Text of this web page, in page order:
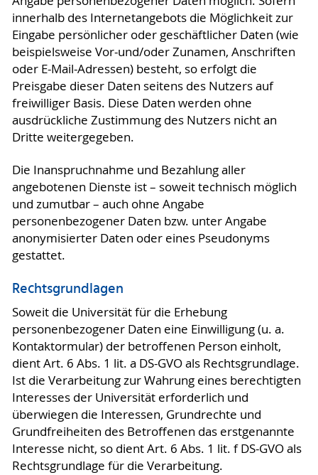
innerhalb des Internetangebots die Möglichkeit zur
Eingabe persönlicher oder geschäftlicher Daten (wie
beispielsweise Vor-und/oder Zunamen, Anschriften
oder E-Mail-Adressen) besteht, so erfolgt die
Preisgabe dieser Daten seitens des Nutzers auf
freiwilliger Basis. Diese Daten werden ohne
ausdrückliche Zustimmung des Nutzers nicht an
Dritte weitergegeben.
Die Inanspruchnahme und Bezahlung aller
angebotenen Dienste ist – soweit technisch möglich
und zumutbar – auch ohne Angabe
personenbezogener Daten bzw. unter Angabe
anonymisierter Daten oder eines Pseudonyms
gestattet.
Rechtsgrundlagen
Soweit die Universität für die Erhebung
personenbezogener Daten eine Einwilligung (u. a.
Kontaktormular) der betroffenen Person einholt,
dient Art. 6 Abs. 1 lit. a DS-GVO als Rechtsgrundlage.
Ist die Verarbeitung zur Wahrung eines berechtigten
Interesses der Universität erforderlich und
überwiegen die Interessen, Grundrechte und
Grundfreiheiten des Betroffenen das erstgenannte
Interesse nicht, so dient Art. 6 Abs. 1 lit. f DS-GVO als
Rechtsgrundlage für die Verarbeitung.